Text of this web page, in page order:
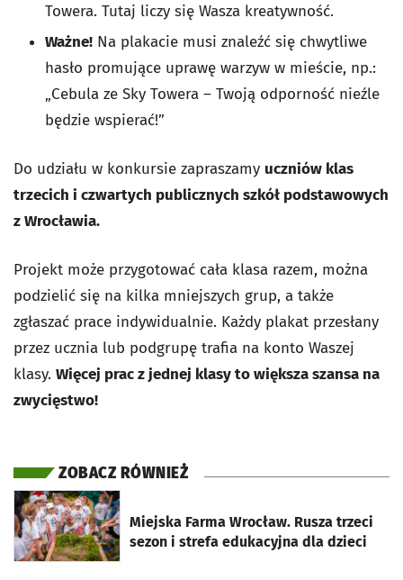
Towera. Tutaj liczy się Wasza kreatywność.
Ważne! Na plakacie musi znaleźć się chwytliwe
hasło promujące uprawę warzyw w mieście, np.:
„Cebula ze Sky Towera – Twoją odporność nieźle
będzie wspierać!”
Do udziału w konkursie zapraszamy uczniów klas
trzecich i czwartych publicznych szkół podstawowych
z Wrocławia.
Projekt może przygotować cała klasa razem, można
podzielić się na kilka mniejszych grup, a także
zgłaszać prace indywidualnie. Każdy plakat przesłany
przez ucznia lub podgrupę trafia na konto Waszej
klasy. Więcej prac z jednej klasy to większa szansa na
zwycięstwo!
ZOBACZ RÓWNIEŻ
Miejska Farma Wrocław. Rusza trzeci
sezon i strefa edukacyjna dla dzieci
otworzy się w nowej karcie